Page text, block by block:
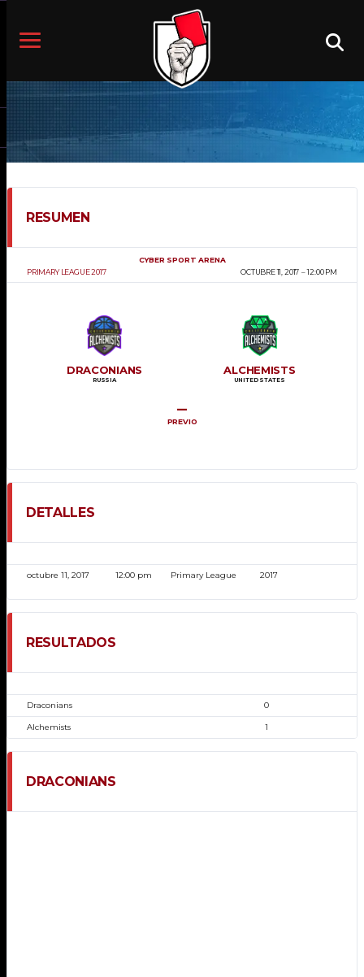
RESUMEN
PRIMARY LEAGUE 2017
CYBER SPORT ARENA
OCTUBRE 11, 2017
12:00 PM
DRACONIANS
RUSSIA
ALCHEMISTS
UNITED STATES
–
PREVIO
DETALLES
octubre 11, 2017 12:00 pm Primary League 2017
RESULTADOS
Draconians 0
Alchemists 1
DRACONIANS